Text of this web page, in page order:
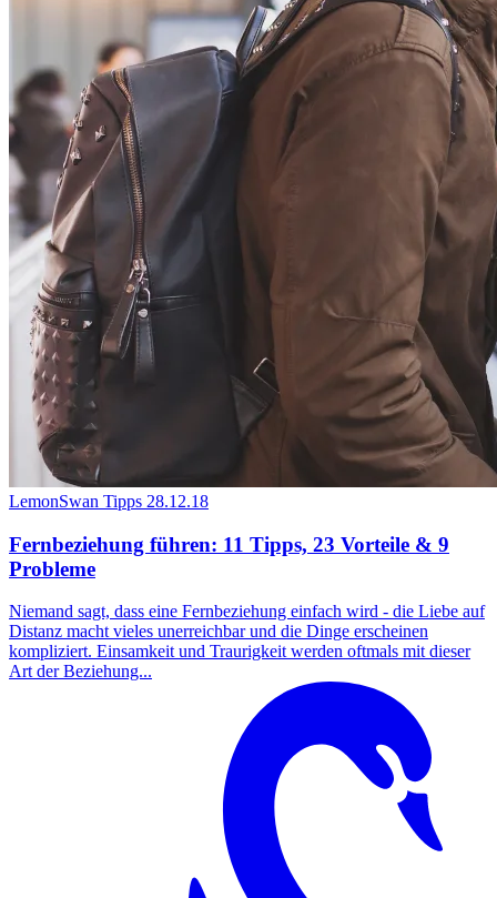
LemonSwan Tipps 28.12.18
Fernbeziehung führen: 11 Tipps, 23 Vorteile & 9
Probleme
Niemand sagt, dass eine Fernbeziehung einfach wird - die Liebe auf
Distanz macht vieles unerreichbar und die Dinge erscheinen
kompliziert. Einsamkeit und Traurigkeit werden oftmals mit dieser
Art der Beziehung...